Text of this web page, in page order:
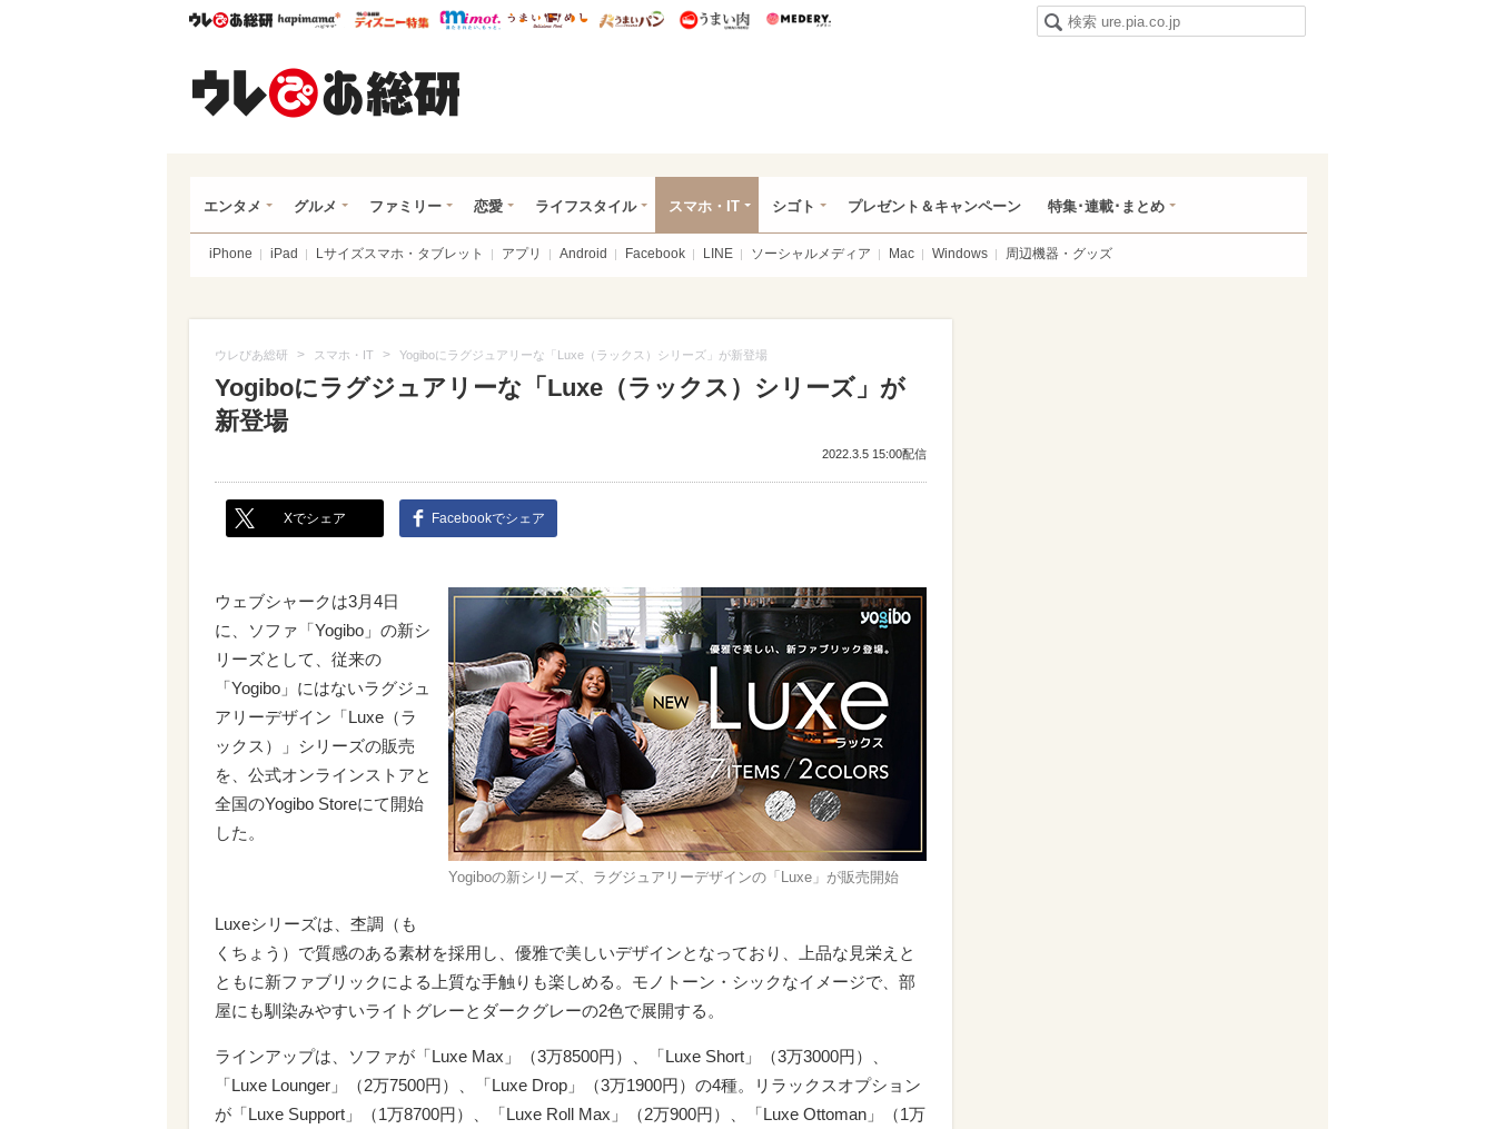
ウレぴあ総研ハピママ* ウレぴあ総研 ディズニー特集
mimot. うまいめし うまいパン うまい肉
エンタメ グルメ ファミリー 恋愛 ライフスタイル スマホ・IT シゴト プレゼント＆キャンペーン 特集･連載･まとめ
iPhone iPad Lサイズスマホ・タブレット アプリ Android Facebook LINE ソーシャルメディア Mac Windows 周辺機器・グッズ
ウレぴあ総研 > スマホ・IT > Yogiboにラグジュアリーな「Luxe（ラックス）シリーズ」が新登場
Yogiboにラグジュアリーな「Luxe（ラックス）シリーズ」が
新登場
2022.3.5 15:00配信
Xでシェア Facebookでシェア
Yogiboの新シリーズ、ラグジュアリーデザインの「Luxe」が販売開始
ウェブシャークは3月4日
に、ソファ「Yogibo」の新シ
リーズとして、従来の
「Yogibo」にはないラグジュ
アリーデザイン「Luxe（ラ
ックス）」シリーズの販売
を、公式オンラインストアと
全国のYogibo Storeにて開始
した。
Luxeシリーズは、杢調（も
くちょう）で質感のある素材を採用し、優雅で美しいデザインとなっており、上品な見栄えと
ともに新ファブリックによる上質な手触りも楽しめる。モノトーン・シックなイメージで、部
屋にも馴染みやすいライトグレーとダークグレーの2色で展開する。
ラインアップは、ソファが「Luxe Max」（3万8500円）、「Luxe Short」（3万3000円）、
「Luxe Lounger」（2万7500円）、「Luxe Drop」（3万1900円）の4種。リラックスオプション
が「Luxe Support」（1万8700円）、「Luxe Roll Max」（2万900円）、「Luxe Ottoman」（1万